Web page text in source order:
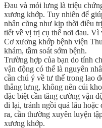
Đau và mỏi lưng là triệu
xương khớp. Tuy nhiên để
nhân cũng như kịp thời điều
tiết về vị trị cụ thể nơi đau. Vì
Cơ xương khớp bệnh viện
khám, tầm soát sớm bệnh.
Trường hợp của bạn do tính
vận động có thể là nguyên
cần chú ý về tư thế trong lao
thẳng lưng, không nên cúi
đặc biệt cần tăng cường vận
đi lại, tránh ngồi quá lâu
ra, cần thường xuyên luyện
xương khớp.